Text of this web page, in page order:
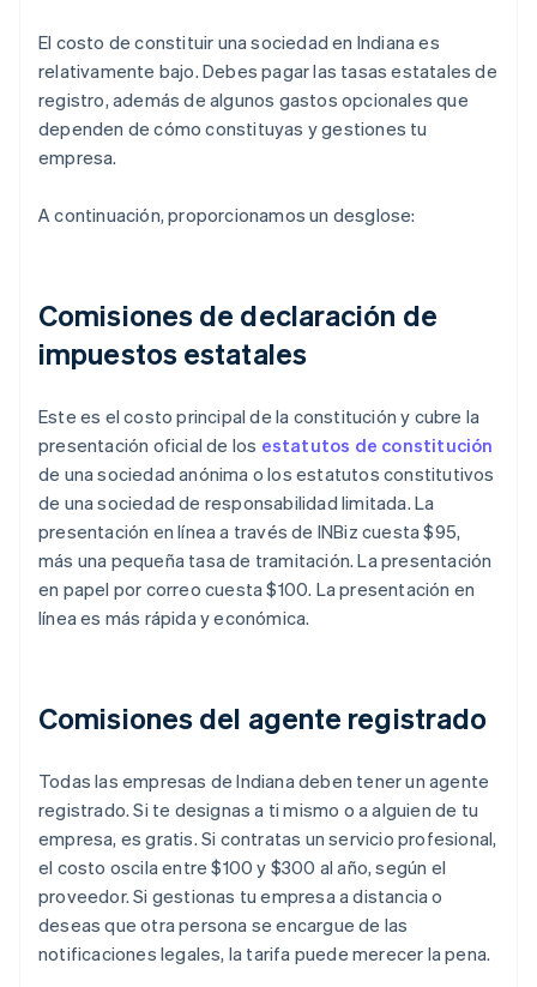
El costo de constituir una sociedad en Indiana es
relativamente bajo. Debes pagar las tasas estatales de
registro, además de algunos gastos opcionales que
dependen de cómo constituyas y gestiones tu
empresa.
A continuación, proporcionamos un desglose:
Comisiones de declaración de
impuestos estatales
Este es el costo principal de la constitución y cubre la
presentación oficial de los estatutos de constitución
de una sociedad anónima o los estatutos constitutivos
de una sociedad de responsabilidad limitada. La
presentación en línea a través de INBiz cuesta $95,
más una pequeña tasa de tramitación. La presentación
en papel por correo cuesta $100. La presentación en
línea es más rápida y económica.
Comisiones del agente registrado
Todas las empresas de Indiana deben tener un agente
registrado. Si te designas a ti mismo o a alguien de tu
empresa, es gratis. Si contratas un servicio profesional,
el costo oscila entre $100 y $300 al año, según el
proveedor. Si gestionas tu empresa a distancia o
deseas que otra persona se encargue de las
notificaciones legales, la tarifa puede merecer la pena.